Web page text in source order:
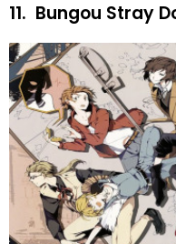
11. Bungou Stray